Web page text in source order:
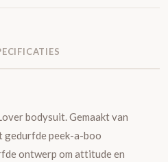
bodysuit. Gemaakt van
gedurfde peek-a-boo
ontwerp om attitude en